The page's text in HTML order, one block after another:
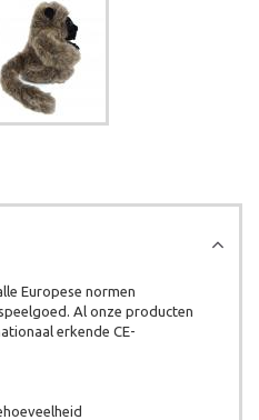
Europese normen
Al onze producten
erkende CE-